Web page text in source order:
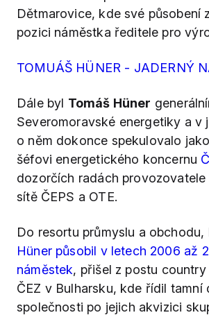
Dětmarovice, kde své působení
pozici náměstka ředitele pro
TOMUÁŠ HÜ NER - JADERNÝ
Dále byl Tomáš Hüner
Severomoravské energetiky a v
o něm dokonce spekulovalo
šéfovi energetického koncernu
dozorčích radách
sítě ČEPS a OTE.
Do resortu průmyslu a obchodu,
Hüner působil v letech 2006 až
náměstek, přišel z postu country
ČEZ v Bulharsku, kde řídil tamní
společnosti po jejich akvizici